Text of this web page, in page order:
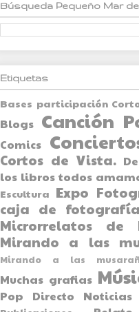
Búsqueda Pequeño Mar
Etiquetas
Bases participación
Blogs Canción
Comics
Cortos de Vista.
los libros todos
Escultura Expo
caja de
Microrrelatos de
Mirando a las
Mirando a las
Muchas grafias
Pop Directo Noticias